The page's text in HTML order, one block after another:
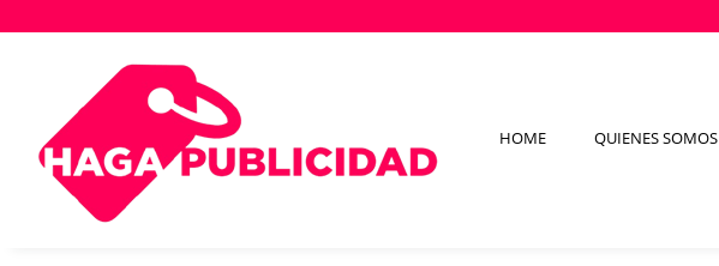
HOME(CURRENT)QUIENES SOMOS